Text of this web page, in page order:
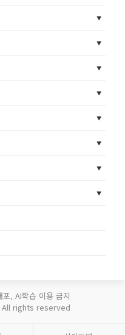
, AI학습 이용 금지
All rights reserved